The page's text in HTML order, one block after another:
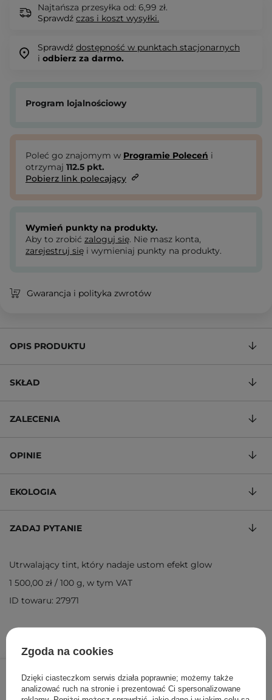
Najtańsza przesyłka od: 6,99 zł.
Sprawdź czas i koszt wysyłki.
Sprawdź dostępność w punktach stacjonarnych
i odbierz za darmo.
DODAJ DO KOSZYKA
Program lojalnościowy
Poleć go znajomym w Programie Poleceń i
otrzymaj 112.5 pkt.
Pobierz link polecający
Wymień punkty na produkty.
Aby to zrobić zaloguj się. Nie masz konta,
zarejestruj się i wymieniaj punkty na produkty.
Gwarancja i polityka zwrotów
OPIS PRODUKTU
SKŁAD
ZALECENIA
OPINIE
EKOLOGIA
ZADAJ PYTANIE
Utrwalający tint, który nadaje ustom efekt glow
1 500,00 zł / 100 g, w tym VAT
ID towaru: 27971
Zgoda na cookies
Dzięki ciasteczkom serwis działa poprawnie; możemy także
analizować ruch na stronie i prezentować Ci spersonalizowane